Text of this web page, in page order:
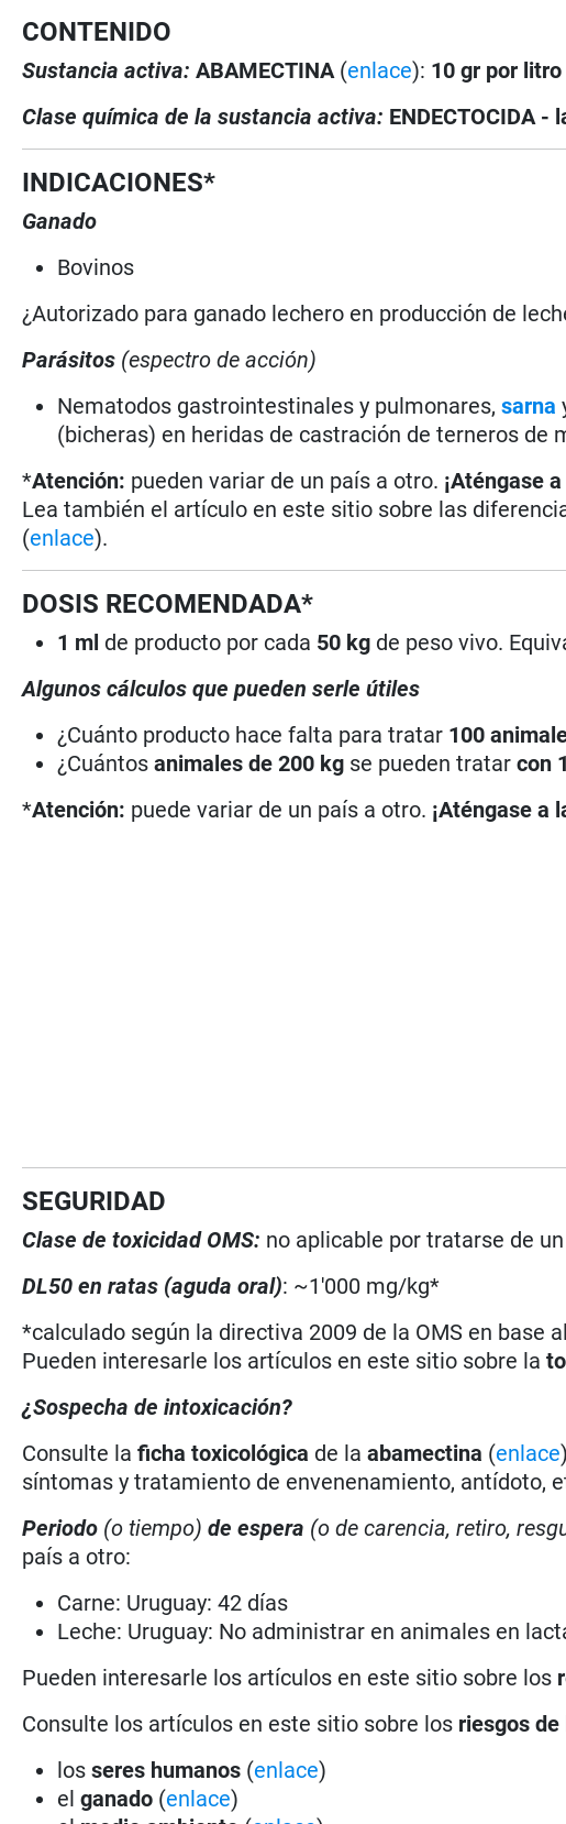
CONTENIDO
Sustancia activa:ABAMECTINA (enlace): 10 gr por litro
Clase química de la sustancia activa: ENDECTOCIDA
INDICACIONES*
Ganado
Bovinos
¿Autorizado para ganado lechero en producción de
Parásitos (espectro de acción)
Nematodos gastrointestinales y pulmonares,sarna
(bicheras) en heridas de castración de terneros de
*Atención: pueden variar de un país a otro. ¡Aténgase
Lea también el artículo en este sitio sobre las
(enlace).
DOSIS RECOMENDADA*
1 ml de producto por cada 50 kg de peso vivo.
Algunos cálculos que pueden serle útiles
¿Cuánto producto hace falta para tratar 100
¿Cuántosanimales de 200 kg se pueden tratarcon
*Atención: puede variar de un país a otro. ¡Aténgase a
SEGURIDAD
Clase de toxicidad OMS: no aplicable por tratarse de
DL50 en ratas (aguda oral): ~1'000 mg/kg*
*calculado según la directiva 2009 de la OMS en base
Pueden interesarle los artículos en este sitio sobre la
¿Sospecha de intoxicación?
Consulte laficha toxicológica de laabamectina (enlace
síntomas y tratamiento de envenenamiento, antídoto,
Periodo (o tiempo) de espera (o de carencia, retiro,
país a otro:
Carne: Uruguay: 42 días
Leche: Uruguay: No administrar en animales en
Pueden interesarle los artículos en este sitio sobre los
Consulte los artículos en este sitio sobre los riesgos
losseres humanos (enlace)
elganado (enlace)